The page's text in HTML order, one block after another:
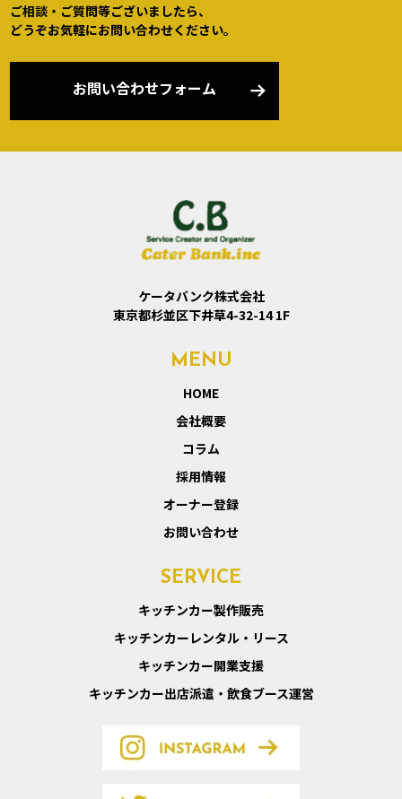
ご相談・ご質問等ございましたら、
どうぞお気軽にお問い合わせください。
お問い合わせフォーム
ケータバンク株式会社
東京都杉並区下井草4-32-14 1F
MENU
HOME
会社概要
コラム
採用情報
オーナー登録
お問い合わせ
SERVICE
キッチンカー製作販売
キッチンカーレンタル・リース
キッチンカー開業支援
キッチンカー出店派遣・飲食ブース運営